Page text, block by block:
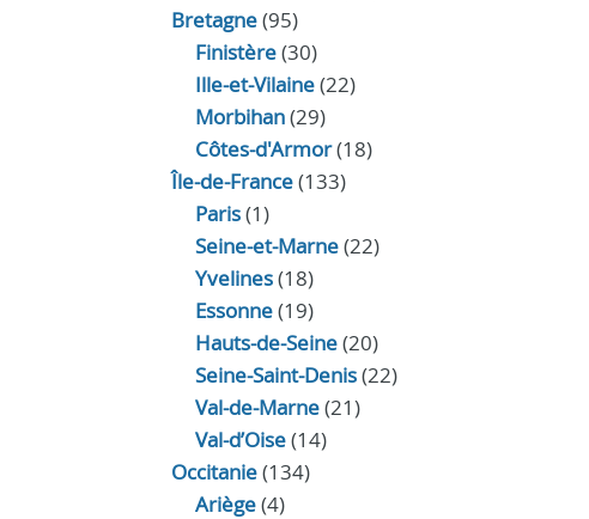
Bretagne(95)
Finistère(30)
Ille-et-Vilaine(22)
Morbihan(29)
Côtes-d'Armor(18)
Île-de-France(133)
Paris(1)
Seine-et-Marne(22)
Yvelines(18)
Essonne(19)
Hauts-de-Seine(20)
Seine-Saint-Denis(22)
Val-de-Marne(21)
Val-d’Oise(14)
Occitanie(134)
Ariège(4)